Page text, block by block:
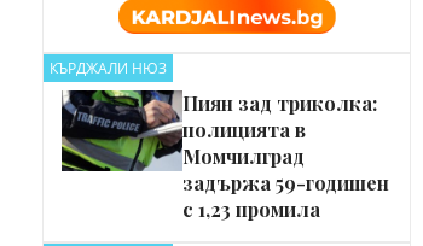
КЪРДЖАЛИ НЮЗ
Пиян зад триколка:
полицията в
Момчилград
задържа 59-годишен
с 1,23 промила